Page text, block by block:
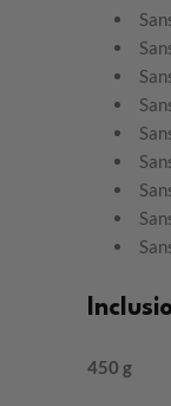
450 g